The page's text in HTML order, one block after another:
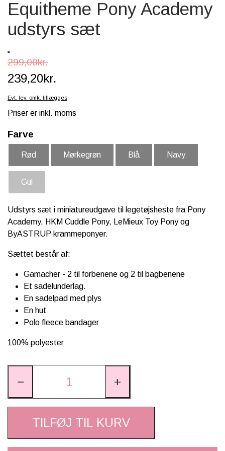
SCHLEICH® HEST & TILBEHØR
SKOLE, KREA & TILBEHØR
Equitheme Pony Academy
udstyrs sæt
299,00kr.
239,20kr.
Evt. lev. omk. tillægges
Priser er inkl. moms
Farve
Rød Mørkegrøn Blå Navy
Gul
Udstyrs sæt i miniatureudgave til legetøjsheste fra Pony
Academy, HKM Cuddle Pony, LeMieux Toy Pony og
ByASTRUP krammeponyer.
Sættet består af:
Gamacher - 2 til forbenene og 2 til bagbenene
Et sadelunderlag.
En sadelpad med plys
En hut
Polo fleece bandager
100% polyester
− +
TILFØJ TIL KURV